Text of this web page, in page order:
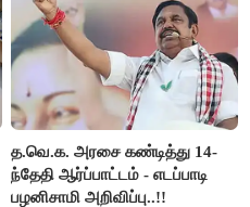
த.வெ.க. அரசை கண்டித்து 14-
ந்தேதி ஆர்ப்பாட்டம் - எடப்பாடி
பழனிசாமி அறிவிப்பு..!!